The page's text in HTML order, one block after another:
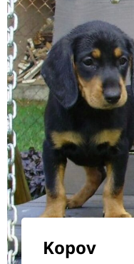
Kopov